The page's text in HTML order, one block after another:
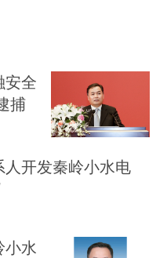
安全
捕
开发秦岭小水电
小水